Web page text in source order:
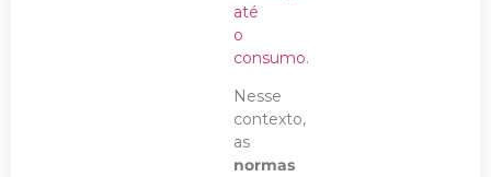
até
o
consumo.
Nesse
contexto,
as
normas